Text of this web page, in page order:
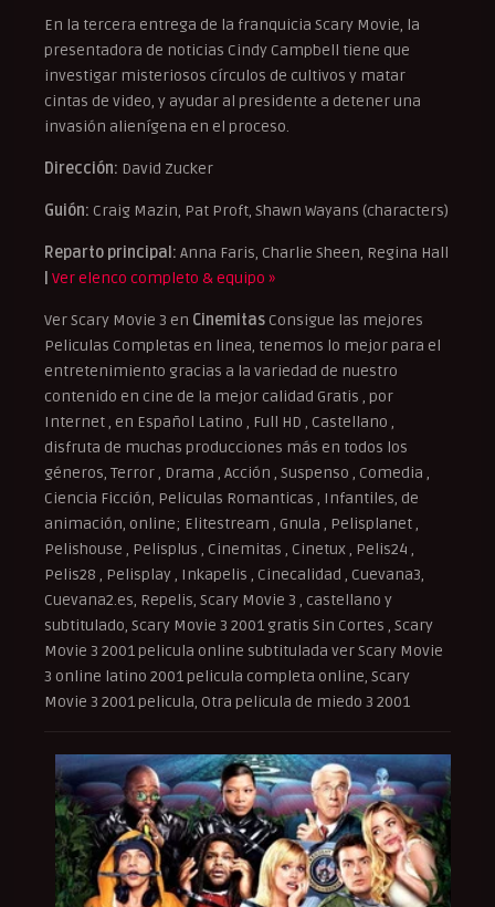
En la tercera entrega de la franquicia Scary Movie, la
presentadora de noticias Cindy Campbell tiene que
investigar misteriosos círculos de cultivos y matar
cintas de video, y ayudar al presidente a detener una
invasión alienígena en el proceso.
Dirección: David Zucker
Guión: Craig Mazin, Pat Proft, Shawn Wayans (characters)
Reparto principal: Anna Faris, Charlie Sheen, Regina Hall
Ver elenco completo & equipo »
Ver Scary Movie 3 en Cinemitas Consigue las mejores
Peliculas Completas en linea, tenemos lo mejor para el
entretenimiento gracias a la variedad de nuestro
contenido en cine de la mejor calidad Gratis , por
Internet , en Español Latino , Full HD , Castellano ,
disfruta de muchas producciones más en todos los
géneros, Terror , Drama , Acción , Suspenso , Comedia ,
Ciencia Ficción, Peliculas Romanticas , Infantiles, de
animación, online; Elitestream , Gnula , Pelisplanet ,
Pelishouse , Pelisplus , Cinemitas , Cinetux , Pelis24 ,
Pelis28 , Pelisplay , Inkapelis , Cinecalidad , Cuevana3,
Cuevana2.es, Repelis, Scary Movie 3 , castellano y
subtitulado, Scary Movie 3 2001 gratis Sin Cortes , Scary
Movie 3 2001 pelicula online subtitulada ver Scary Movie
3 online latino 2001 pelicula completa online, Scary
Movie 3 2001 pelicula, Otra pelicula de miedo 3 2001